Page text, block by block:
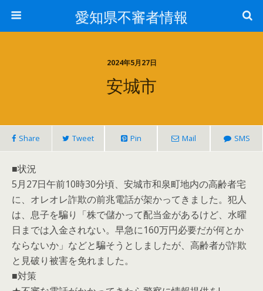
愛知県不審者情報
2024年5月27日
安城市
Share Tweet Pin Mail SMS
■状況
5月27日午前10時30分頃、安城市和泉町地内の高齢者宅
に、オレオレ詐欺の前兆電話が架かってきました。犯人
は、息子を騙り「株で儲かって配当金があるけど、水曜
日までは入金されない。早急に160万円必要だが何とか
ならないか」などと騙そうとしましたが、高齢者が詐欺
と見破り被害を免れました。
■対策